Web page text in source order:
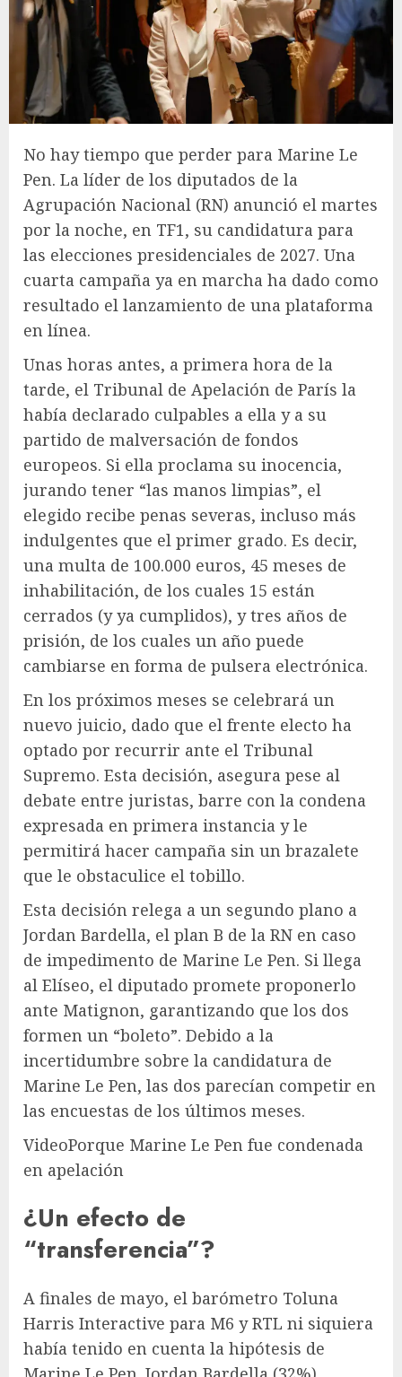
No hay tiempo que perder para Marine Le
Pen. La líder de los diputados de la
Agrupación Nacional (RN) anunció el martes
por la noche, en TF1, su candidatura para
las elecciones presidenciales de 2027. Una
cuarta campaña ya en marcha ha dado como
resultado el lanzamiento de una plataforma
en línea.
Unas horas antes, a primera hora de la
tarde, el Tribunal de Apelación de París la
había declarado culpables a ella y a su
partido de malversación de fondos
europeos. Si ella proclama su inocencia,
jurando tener “las manos limpias”, el
elegido recibe penas severas, incluso más
indulgentes que el primer grado. Es decir,
una multa de 100.000 euros, 45 meses de
inhabilitación, de los cuales 15 están
cerrados (y ya cumplidos), y tres años de
prisión, de los cuales un año puede
cambiarse en forma de pulsera electrónica.
En los próximos meses se celebrará un
nuevo juicio, dado que el frente electo ha
optado por recurrir ante el Tribunal
Supremo. Esta decisión, asegura pese al
debate entre juristas, barre con la condena
expresada en primera instancia y le
permitirá hacer campaña sin un brazalete
que le obstaculice el tobillo.
Esta decisión relega a un segundo plano a
Jordan Bardella, el plan B de la RN en caso
de impedimento de Marine Le Pen. Si llega
al Elíseo, el diputado promete proponerlo
ante Matignon, garantizando que los dos
formen un “boleto”. Debido a la
incertidumbre sobre la candidatura de
Marine Le Pen, las dos parecían competir en
las encuestas de los últimos meses.
VideoPorque Marine Le Pen fue condenada
en apelación
¿Un efecto de
“transferencia”?
A finales de mayo, el barómetro Toluna
Harris Interactive para M6 y RTL ni siquiera
había tenido en cuenta la hipótesis de